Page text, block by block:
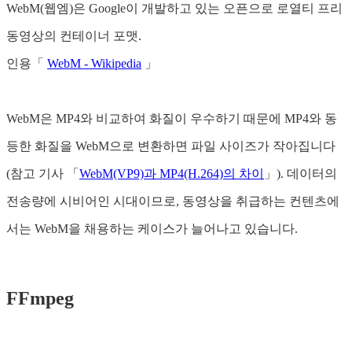
WebM(웹엠)은 Google이 개발하고 있는 오픈으로 로열티 프리
동영상의 컨테이너 포맷.
인용「 WebM - Wikipedia 」
WebM은 MP4와 비교하여 화질이 우수하기 때문에 MP4와 동
등한 화질을 WebM으로 변환하면 파일 사이즈가 작아집니다
(참고 기사 「 WebM(VP9)과 MP4(H.264)의 차이 」). 데이터의
전송량에 시비어인 시대이므로, 동영상을 취급하는 컨텐츠에
서는 WebM을 채용하는 케이스가 늘어나고 있습니다.
FFmpeg